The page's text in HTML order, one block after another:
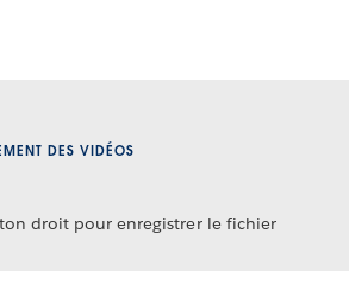
DES VIDÉOS
droit pour enregistrer le fichier